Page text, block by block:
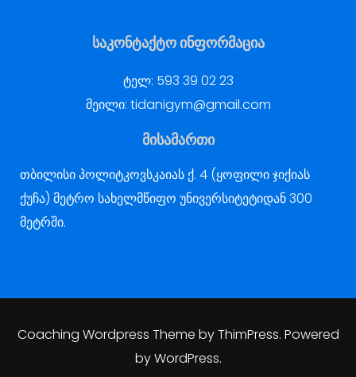
საკონტაქტო ინფორმაცია
ტელ: 593 39 02 23
მეილი: tidanigym@gmail.com
მისამართი
თბილისი პოლიტკოვსკაიას ქ. 4 (ყოფილი ჯიქიას
ქუჩა) მეტრო სახელმწიფო უნივერსიტეტიდან 300
მეტრში.
Coaching Wordpress Theme byThimPress. Powered
by WordPress.